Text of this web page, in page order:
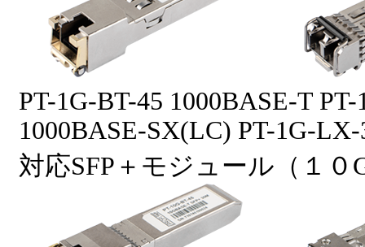
PT-1G-BT-45 1000BASE-T
1000BASE-SX(LC) PT-1G-
対応SFP＋モジュール（１